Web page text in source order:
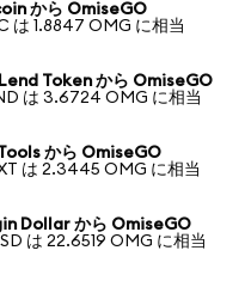
から OmiseGO
は 1.8847 OMG に相当
Token から OmiseGO
は 3.6724 OMG に相当
から OmiseGO
は 2.3445 OMG に相当
Dollar から OmiseGO
は 22.6519 OMG に相当